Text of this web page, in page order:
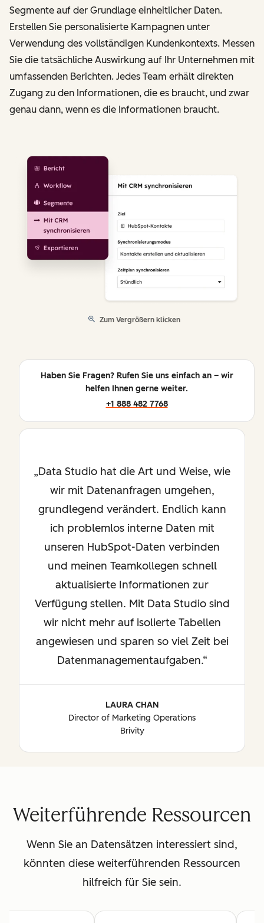
Segmente auf der Grundlage einheitlicher Daten.
Erstellen Sie personalisierte Kampagnen unter
Verwendung des vollständigen Kundenkontexts. Messen
Sie die tatsächliche Auswirkung auf Ihr Unternehmen mit
umfassenden Berichten. Jedes Team erhält direkten
Zugang zu den Informationen, die es braucht, und zwar
genau dann, wenn es die Informationen braucht.
Zum Vergrößern klicken
Haben Sie Fragen? Rufen Sie uns einfach an – wir
helfen Ihnen gerne weiter.
+1 888 482 7768
Data Studio hat die Art und Weise, wie
wir mit Datenanfragen umgehen,
grundlegend verändert. Endlich kann
ich problemlos interne Daten mit
unseren HubSpot-Daten verbinden
und meinen Teamkollegen schnell
aktualisierte Informationen zur
Verfügung stellen. Mit Data Studio sind
wir nicht mehr auf isolierte Tabellen
angewiesen und sparen so viel Zeit bei
Datenmanagementaufgaben.
LAURA CHAN
Director of Marketing Operations
Brivity
Weiterführende Ressourcen
Wenn Sie an Datensätzen interessiert sind,
könnten diese weiterführenden Ressourcen
hilfreich für Sie sein.